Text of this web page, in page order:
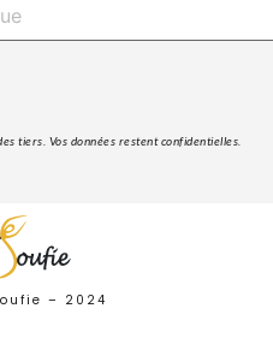
– 2024